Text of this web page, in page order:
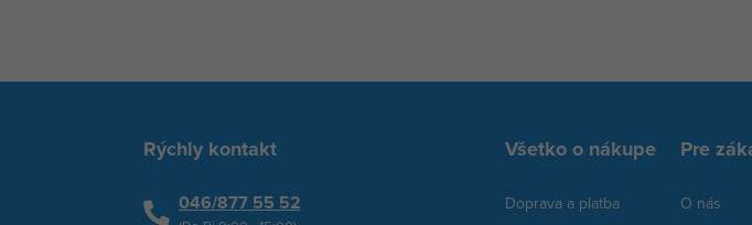
Rýchly kontakt
046/877 55 52
Všetko o nákupe
Doprava a platba
Pre
O nás